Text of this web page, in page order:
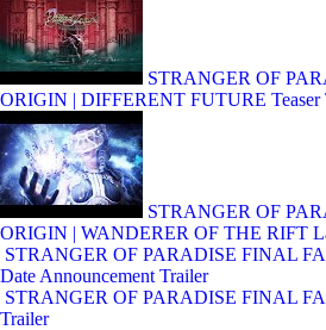
STRANGER OF
ORIGIN | DIFFERENT FUTURE Teaser
STRANGER OF
ORIGIN | WANDERER OF THE RIFT
STRANGER OF PARADISE FINAL
Date Announcement Trailer
STRANGER OF PARADISE FINAL
Trailer